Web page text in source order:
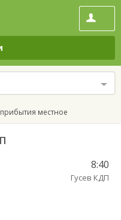
местное
8:40
Гусев КДП